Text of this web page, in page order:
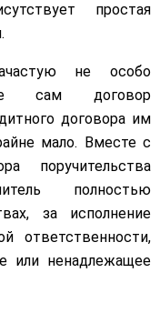
простая
не особо
сам договор
договора им
мало. Вместе с
поручительства
полностью
за исполнение
ответственности,
или ненадлежащее